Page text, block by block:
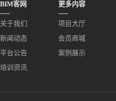
BIM客网
关于我们
新闻动态
平台公告
培训资讯
更多内容
项目大厅
会员商城
案例展示